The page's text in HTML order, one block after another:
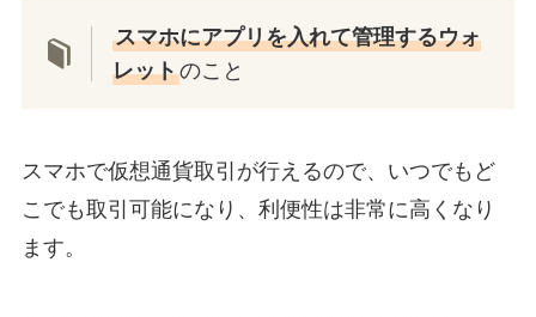
スマホにアプリを入れて管理するウォ
レットのこと
スマホで仮想通貨取引が行えるので、いつでもど
こでも取引可能になり、利便性は非常に高くなり
ます。